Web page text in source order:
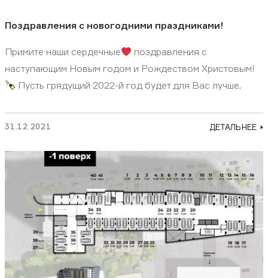
Поздравления с новогодними праздниками!
Примите наши сердечные
поздравления с
наступающим Новым годом и Рождеством Христовым!
Пусть грядущий 2022-й год будет для Вас лучше,
31.12.2021 ДЕТАЛЬНЕЕ